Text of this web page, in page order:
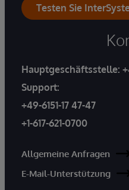
Testen Sie
Hauptgeschäftsstelle:
Support:
+49-6151-17 47-47
+1-617-621-0700
Allgemeine Anfragen
E-Mail-Unterstützung